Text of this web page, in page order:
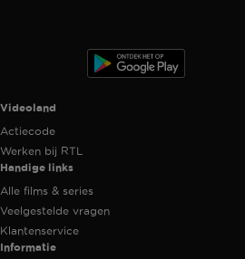
Videoland useful links.
Videoland
Actiecode
Werken bij RTL
Handige links
Alle films & series
Veelgestelde vragen
Klantenservice
Informatie